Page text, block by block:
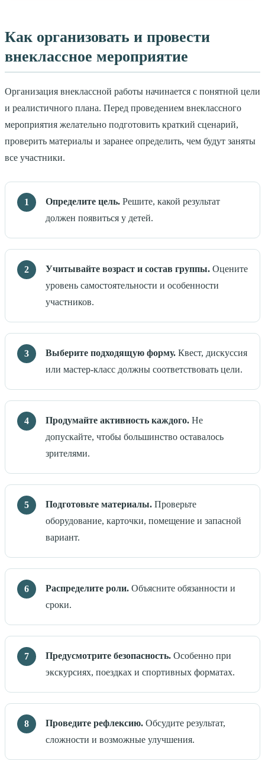
Как организовать и провести
внеклассное мероприятие
Организация внеклассной работы начинается с понятной цели
и реалистичного плана. Перед проведением внеклассного
мероприятия желательно подготовить краткий сценарий,
проверить материалы и заранее определить, чем будут заняты
все участники.
Определите цель. Решите, какой результат
должен появиться у детей.
Учитывайте возраст и состав группы. Оцените
уровень самостоятельности и особенности
участников.
Выберите подходящую форму. Квест, дискуссия
или мастер-класс должны соответствовать цели.
Продумайте активность каждого. Не
допускайте, чтобы большинство оставалось
зрителями.
Подготовьте материалы. Проверьте
оборудование, карточки, помещение и запасной
вариант.
Распределите роли. Объясните обязанности и
сроки.
Предусмотрите безопасность. Особенно при
экскурсиях, поездках и спортивных форматах.
Проведите рефлексию. Обсудите результат,
сложности и возможные улучшения.